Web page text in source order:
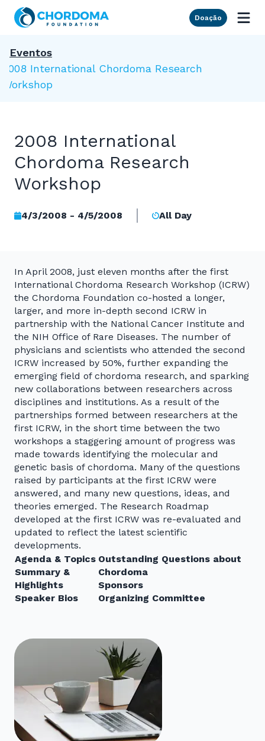
Skip to Main Content
Doação
Eventos
2008 International Chordoma Research
Workshop
2008 International
Chordoma Research
Workshop
4/3/2008 - 4/5/2008 All Day
In April 2008, just eleven months after the first
International Chordoma Research Workshop (ICRW)
the Chordoma Foundation co-hosted a longer,
larger, and more in-depth second ICRW in
partnership with the National Cancer Institute and
the NIH Office of Rare Diseases. The number of
physicians and scientists who attended the second
ICRW increased by 50%, further expanding the
emerging field of chordoma research, and sparking
new collaborations between researchers across
disciplines and institutions. As a result of the
partnerships formed between researchers at the
first ICRW, in the short time between the two
workshops a staggering amount of progress was
made towards identifying the molecular and
genetic basis of chordoma. Many of the questions
raised by participants at the first ICRW were
answered, and many new questions, ideas, and
theories emerged. The Research Roadmap
developed at the first ICRW was re-evaluated and
updated to reflect the latest scientific
developments.
Agenda & Topics
Summary &
Highlights
Speaker Bios
Outstanding Questions about
Chordoma
Sponsors
Organizing Committee